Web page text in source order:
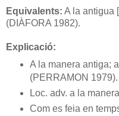
Equivalents: A la antigua
(DIÀFORA 1982).
Explicació:
A la manera antiga;
(PERRAMON 1979).
Loc. adv. a la
Com es feia en